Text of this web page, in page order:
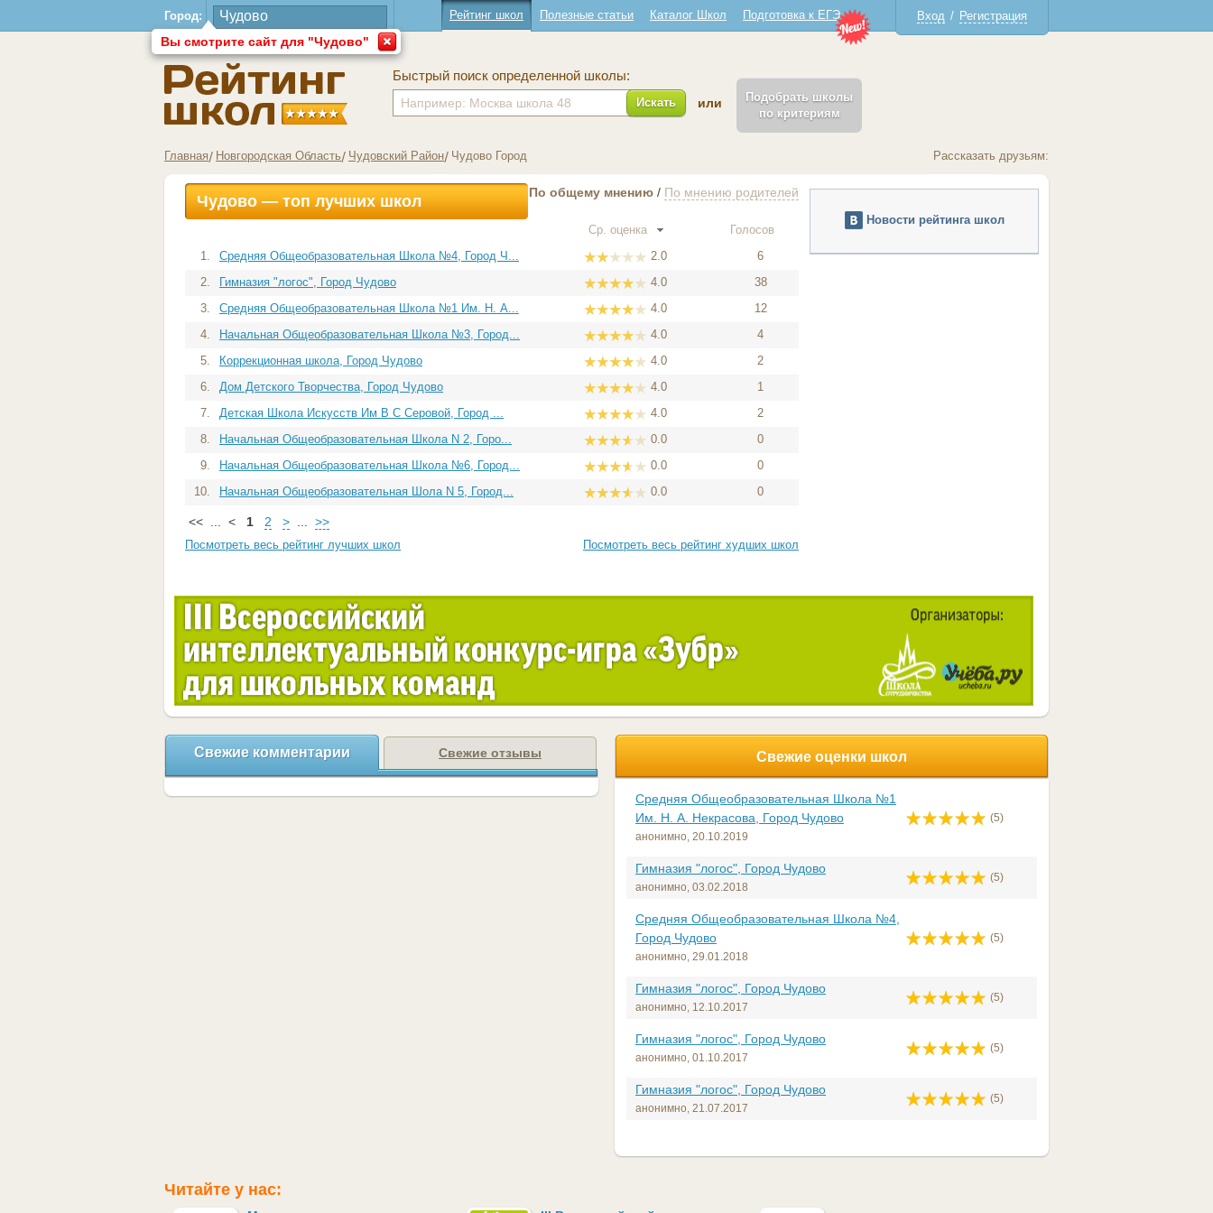
Город:
Вы смотрите сайт для "Чудово"
Вход / Регистрация
Рейтинг школ Полезные статьи Каталог Школ Подготовка к ЕГЭ
Быстрый поиск определенной школы:
Искать или
Подобрать школы
по критериям
Главная Новгородская Область Чудовский Район Чудово Город Рассказать друзьям:
Чудово — топ лучших школ По общему мнению / По мнению родителей
Ср. оценка
Голосов
1.
Средняя Общеобразовательная Школа №4, Город Ч... 2.0
6
2.
Гимназия "логос", Город Чудово 4.0
38
3.
Средняя Общеобразовательная Школа №1 Им. Н. А... 4.0
12
4.
Начальная Общеобразовательная Школа №3, Город... 4.0
4
5.
Коррекционная школа, Город Чудово 4.0
2
6.
Дом Детского Творчества, Город Чудово 4.0
1
7.
Детская Школа Искусств Им В С Серовой, Город ... 4.0
2
8.
Начальная Общеобразовательная Школа N 2, Горо... 0.0
0
9.
Начальная Общеобразовательная Школа №6, Город... 0.0
0
10.
Начальная Общеобразовательная Шола N 5, Город... 0.0 0
<< < 1 2 > >>
Посмотреть весь рейтинг лучших школ Посмотреть весь рейтинг худших школ
Новости рейтинга школ
Свежие комментарии Свежие отзывы Свежие оценки школ
Средняя Общеобразовательная Школа №1
Им. Н. А. Некрасова, Город Чудово
анонимно, 20.10.2019
(5)
Гимназия "логос", Город Чудово
анонимно, 03.02.2018
(5)
Средняя Общеобразовательная Школа №4,
Город Чудово
анонимно, 29.01.2018
(5)
Гимназия "логос", Город Чудово
анонимно, 12.10.2017
(5)
Гимназия "логос", Город Чудово
анонимно, 01.10.2017
(5)
Гимназия "логос", Город Чудово
анонимно, 21.07.2017
(5)
Читайте у нас: